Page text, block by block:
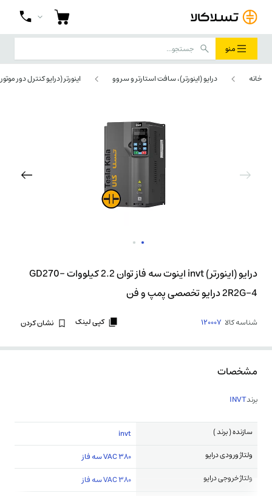
منو
خانه درایو (اینورتر)، سافت استارتر و سروو اینورتر (درایو کنترل دور
درایو (اینورتر) invt اینوت سه فاز توان 2.2 کیلووات GD270-
2R2G-4 درایو تخصصی پمپ و فن
شناسه کالا 120007 کپی لینک نشان کردن
مشخصات
برندINVT
سازنده ( برند )
invt
ولتاژ ورودی درایو
380 VAC سه فاز
ولتاژ خروجی درایو
380 VAC سه فاز